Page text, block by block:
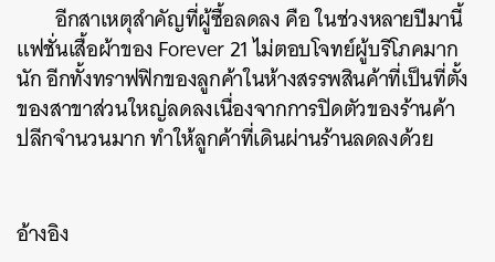
อีกสาเหตุสำคัญที่ผู้ซื้อลดลง คือ ในช่วงหลายปีมานี้
แฟชั่นเสื้อผ้าของ Forever 21 ไม่ตอบโจทย์ผู้บริโภคมาก
นัก อีกทั้งทราฟฟิกของลูกค้าในห้างสรรพสินค้าที่เป็นที่ตั้ง
ของสาขาส่วนใหญ่ลดลงเนื่องจากการปิดตัวของร้านค้า
ปลีกจำนวนมาก ทำให้ลูกค้าที่เดินผ่านร้านลดลงด้วย
อ้างอิง
ค้นหา